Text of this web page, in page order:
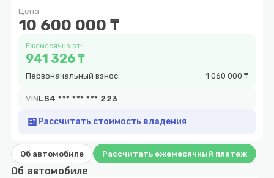
Цена
10 600 000 ₸
Ежемесячно от:
941 326 ₸
Первоначальный взнос: 1 060 000 ₸
VINLS4 *** *** *** 223
calculate Рассчитать стоимость владения
Об автомобиле Рассчитать ежемесячный платеж
Об автомобиле